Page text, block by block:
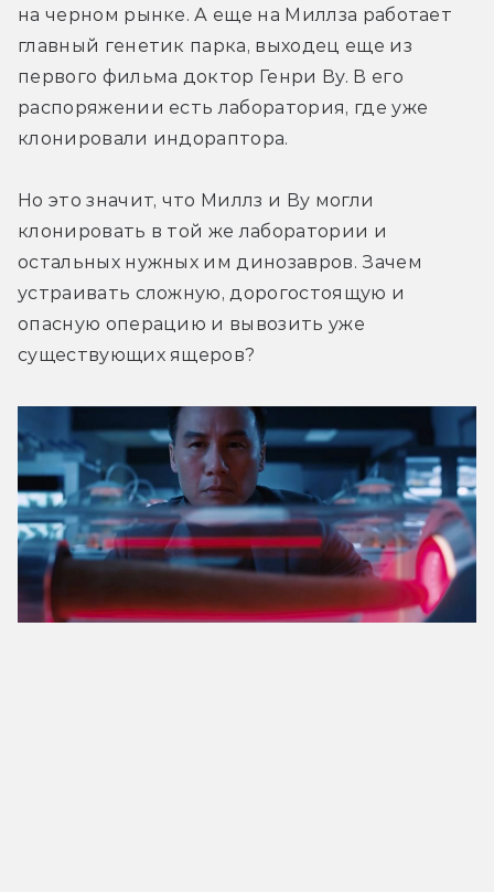
на черном рынке. А еще на Миллза работает
главный генетик парка, выходец еще из
первого фильма доктор Генри Ву. В его
распоряжении есть лаборатория, где уже
клонировали индораптора.
Но это значит, что Миллз и Ву могли
клонировать в той же лаборатории и
остальных нужных им динозавров. Зачем
устраивать сложную, дорогостоящую и
опасную операцию и вывозить уже
существующих ящеров?